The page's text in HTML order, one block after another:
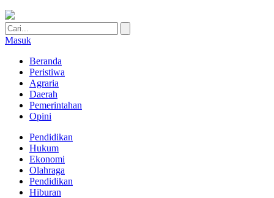
Masuk
Beranda
Peristiwa
Agraria
Daerah
Pemerintahan
Opini
Pendidikan
Hukum
Ekonomi
Olahraga
Pendidikan
Hiburan